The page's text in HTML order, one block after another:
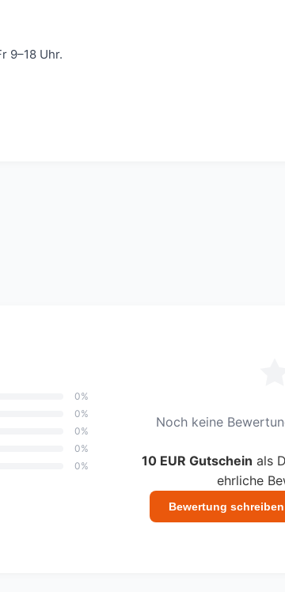
9–18 Uhr.
0%
0%
0%
0%
0%
Noch keine
10 EUR Gutschein als
ehrliche
Bewertung